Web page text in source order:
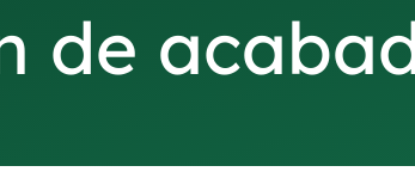
de